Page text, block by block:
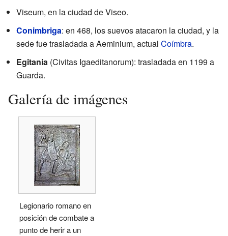
Viseum, en la ciudad de Viseo.
Conimbriga: en 468, los suevos atacaron la ciudad, y la
sede fue trasladada a Aeminium, actual Coímbra.
Egitania (Civitas Igaeditanorum): trasladada en 1199 a
Guarda.
Galería de imágenes
Legionario romano en
posición de combate a
punto de herir a un